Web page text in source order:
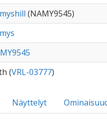
(NAMY9545)
(VRL-03777)
Näyttelyt